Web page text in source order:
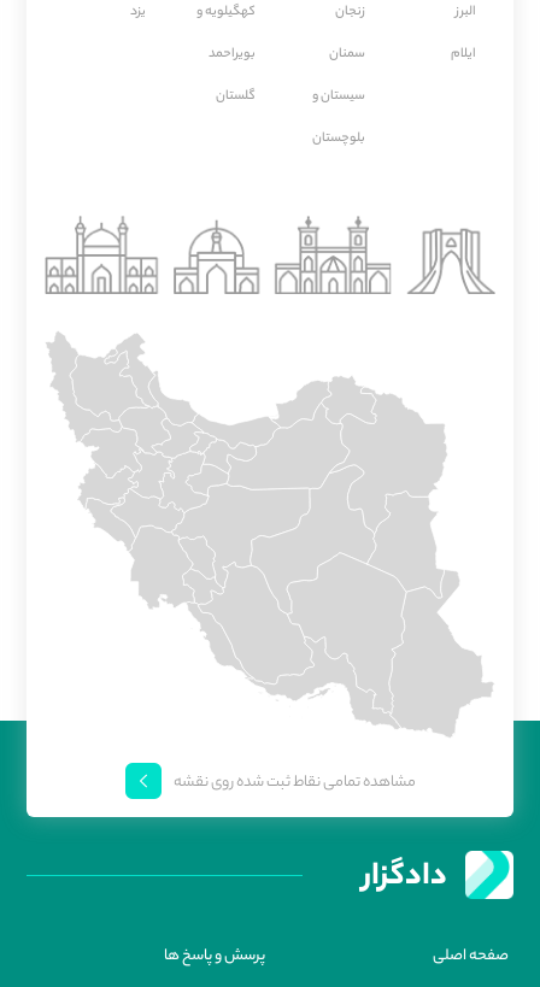
البرز
ایلام
زنجان
سمنان
سیستان و
بلوچستان
کهگیلویه و
بویراحمد
گلستان
یزد
مشاهده تمامی نقاط ثبت شده روی نقشه
دادگزار
صفحه اصلی پرسش و پاسخ ها